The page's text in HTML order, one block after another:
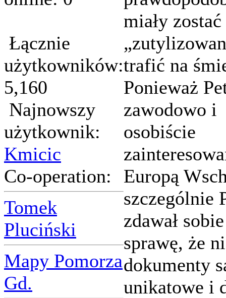
Łącznie
użytkowników:
5,160
Najnowszy
użytkownik:
Kmicic
Co-operation:
Tomek
Pluciński
Mapy Pomorza
Gd.
miały zostać
trafić na
Ponieważ
zawodowo i
osobiście
Europą
szczególnie
zdawał sobie
sprawę, że
dokumenty
unikatowe i